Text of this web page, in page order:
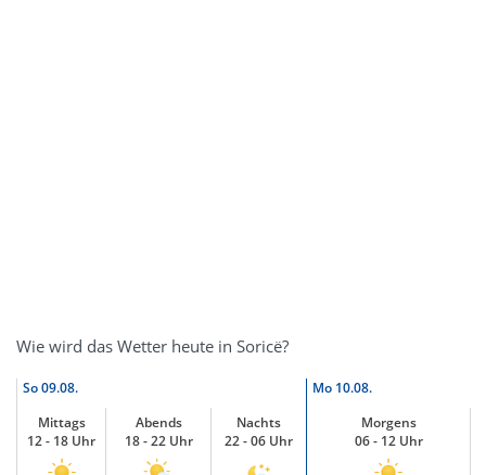
Wie wird das Wetter heute in Soricë?
So09.08. Mo 10.08.
Mittags
12 - 18 Uhr
Abends
18 - 22 Uhr
Nachts
22 - 06 Uhr
Morgens
06 - 12 Uhr